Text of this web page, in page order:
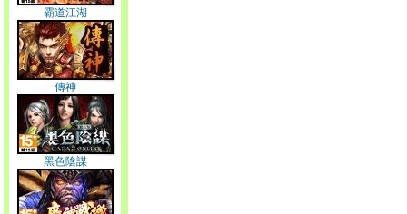
霸道江湖
傳神
黑色陰謀